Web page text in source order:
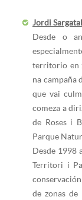
Jordi
Desde o
territorio en
na campaña
que vai
comeza a
de Roses i
Parque
Desde 1998
Territori i
de zonas